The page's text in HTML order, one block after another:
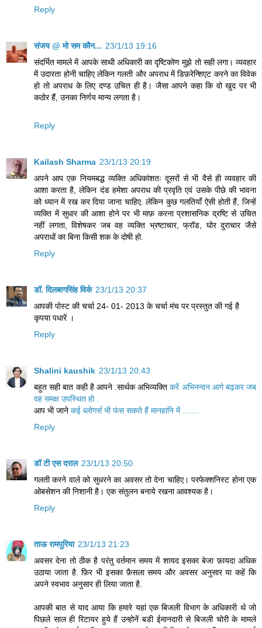
Reply
संजय @ मो सम कौन... 23/1/13 19:16
संदर्भित मामले में आपके साथी अधिकारी का दृष्टिकोण मुझे तो सही लगा। व्यवहार
में उदारता होनी चाहिए लेकिन गलती और अपराध में डिफ़रेन्शिएट करने का विवेक
हो तो अपराध के लिए दण्ड उचित ही है। जैसा आपने कहा कि वो खुद पर भी
कठोर हैं, उनका निर्णय मान्य लगता है।
Reply
Kailash Sharma 23/1/13 20:19
अपने आप एक नियमबद्ध व्यक्ति अधिकांशतः दूसरों से भी वैसे ही व्यवहार की
आशा करता है, लेकिन दंड हमेशा अपराध की प्रवृति एवं उसके पीछे की भावना
को ध्यान में रख कर दिया जाना चाहिए. लेकिन कुछ गलतियाँ ऐसी होती हैं, जिन्हें
व्यक्ति में सुधार की आशा होने पर भी माफ़ करना प्रशासनिक द्रष्टि से उचित
नहीं लगता, विशेषकर जब वह व्यक्ति भ्रष्टाचार, फ्रॉड, घोर दुराचार जैसे
अपराधों का बिना किसी शक के दोषी हो.
Reply
डॉ. दिलबागसिंह विर्क 23/1/13 20:37
आपकी पोस्ट की चर्चा 24- 01- 2013 के चर्चा मंच पर प्रस्तुत की गई है
कृपया पधारें ।
Reply
Shalini kaushik 23/1/13 20:43
बहुत सही बात कही है आपने .सार्थक अभिव्यक्तिकरें अभिनन्दन आगे बढ़कर जब
वह समक्ष उपस्थित हो .
आप भी जाने कई ब्लोगर्स भी फंस सकते हैं मानहानि में .......
Reply
डॉ टी एस दराल 23/1/13 20:50
गलती करने वाले को सुधरने का अवसर तो देना चाहिए। परफेक्शनिस्ट होना एक
ओबसेशन की निशानी है। एक संतुलन बनाये रखना आवश्यक है।
Reply
ताऊ रामपुरिया 23/1/13 21:23
अवसर देना तो ठीक है परंतु वर्तमान समय में शायद इसका बेजा फ़ायदा अधिक
उठाया जाता है. फ़िर भी इसका फ़ैसला समय और अवसर अनुसार या कहें कि
अपने स्वभाव अनुसार ही लिया जाता है.
आपकी बात से याद आया कि हमारे यहां एक बिजली विभाग के अधिकारी थे जो
पिछले साल ही रिटायर हुये हैं उन्होनें बडी ईमानदारी से बिजली चोरी के मामले